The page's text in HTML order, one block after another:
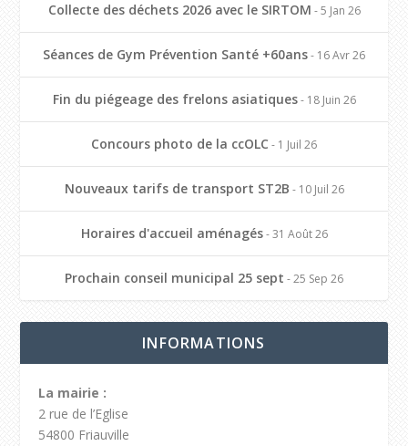
Collecte des déchets 2026 avec le SIRTOM - 5 Jan 26
Séances de Gym Prévention Santé +60ans- 16 Avr 26
Fin du piégeage des frelons asiatiques- 18 Juin 26
Concours photo de la ccOLC - 1 Juil 26
Nouveaux tarifs de transport ST2B - 10 Juil 26
Horaires d'accueil aménagés- 31 Août 26
Prochain conseil municipal 25 sept - 25 Sep 26
INFORMATIONS
La mairie :
2 rue de l’Eglise
54800 Friauville